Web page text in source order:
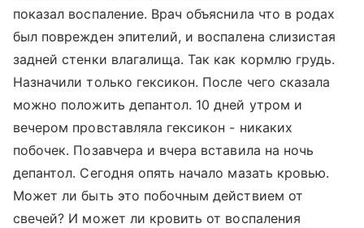
показал воспаление. Врач объяснила что в родах
был поврежден эпителий, и воспалена слизистая
задней стенки влагалища. Так как кормлю грудь.
Назначили только гексикон. После чего сказала
можно положить депантол. 10 дней утром и
вечером провставляла гексикон - никаких
побочек. Позавчера и вчера вставила на ночь
депантол. Сегодня опять начало мазать кровью.
Может ли быть это побочным действием от
свечей? И может ли кровить от воспаления